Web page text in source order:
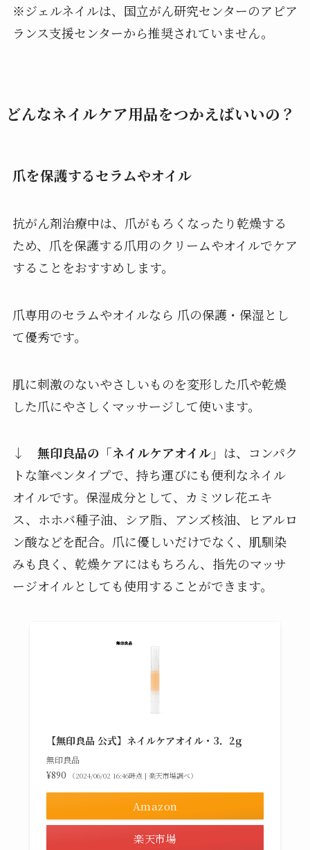
※ジェルネイルは、国立がん研究センターのアピア
ランス支援センターから推奨されていません。
どんなネイルケア用品をつかえばいいの？
爪を保護するセラムやオイル
抗がん剤治療中は、爪がもろくなったり乾燥する
ため、爪を保護する爪用のクリームやオイルでケア
することをおすすめします。
爪専用のセラムやオイルなら 爪の保護・保湿とし
て優秀です。
肌に刺激のないやさしいものを変形した爪や乾燥
した爪にやさしくマッサージして使います。
↓ 無印良品の「ネイルケアオイル」 は、コンパク
トな筆ペンタイプで、持ち運びにも便利なネイル
オイルです。保湿成分として、カミツレ花エキ
ス、ホホバ種子油、シア脂、アンズ核油、ヒアルロ
ン酸などを配合。爪に優しいだけでなく、肌馴染
みも良く、乾燥ケアにはもちろん、指先のマッサ
ージオイルとしても使用することができます。
【無印良品 公式】ネイルケアオイル・3．2g
無印良品
¥890
（2024/06/02 16:46時点 | 楽天市場調べ）
Amazon
楽天市場